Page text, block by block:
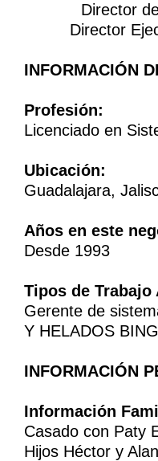
Director
Director
INFORMACIÓN
Profesión:
Licenciado en
Ubicación:
Guadalajara,
Años en este
Desde 1993
Tipos de Trabajo
Gerente de
Y HELADOS BING
INFORMACIÓN
Información
Casado con Paty
Hijos Héctor y Alan